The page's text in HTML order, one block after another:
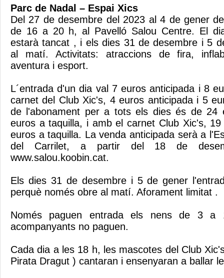
Parc de Nadal – Espai Xics
Del 27 de desembre del 2023 al 4 de gener
de 16 a 20 h, al Pavelló Salou Centre. El
estarà tancat , i els dies 31 de desembre i 5
al matí. Activitats: atraccions de fira,
aventura i esport.
L´entrada d'un dia val 7 euros anticipada i 8
carnet del Club Xic's, 4 euros anticipada i 5
de l'abonament per a tots els dies és de 24
euros a taquilla, i amb el carnet Club Xic's,
euros a taquilla. La venda anticipada serà a
del Carrilet, a partir del 18 de
www.salou.koobin.cat.
Els dies 31 de desembre i 5 de gener
perquè només obre al matí. Aforament limitat .
Només paguen entrada els nens de 3 a
acompanyants no paguen.
Cada dia a les 18 h, les mascotes del Club
Pirata Dragut ) cantaran i ensenyaran a ballar